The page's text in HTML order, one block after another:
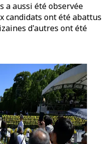
a aussi été observée
candidats ont été abattus
d'autres ont été